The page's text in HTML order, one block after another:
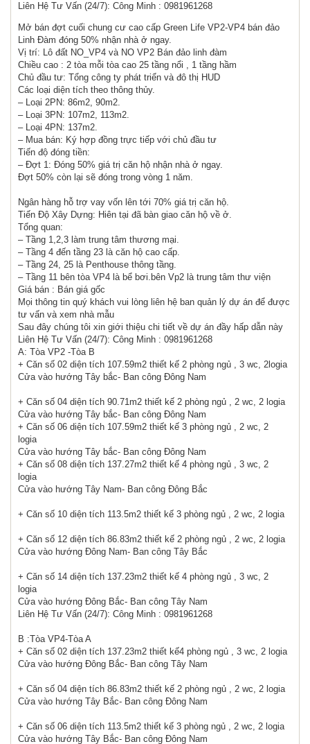
Liên Hệ Tư Vấn (24/7): Công Minh : 0981961268
Mở bán đợt cuối chung cư cao cấp Green Life VP2-VP4 bán đảo
Linh Đàm đóng 50% nhận nhà ở ngay.
Vị trí: Lô đất NO_VP4 và NO VP2 Bán đảo linh đàm
Chiều cao : 2 tòa mỗi tòa cao 25 tầng nổi , 1 tầng hầm
Chủ đầu tư: Tổng công ty phát triển và đô thị HUD
Các loại diện tích theo thông thủy.
– Loại 2PN: 86m2, 90m2.
– Loại 3PN: 107m2, 113m2.
– Loại 4PN: 137m2.
– Mua bán: Ký hợp đồng trực tiếp với chủ đầu tư
Tiến độ đóng tiền:
– Đợt 1: Đóng 50% giá trị căn hộ nhận nhà ở ngay.
Đợt 50% còn lại sẽ đóng trong vòng 1 năm.
Ngân hàng hỗ trợ vay vốn lên tới 70% giá trị căn hộ.
Tiến Độ Xây Dựng: Hiên tại đã bàn giao căn hộ về ở.
Tổng quan:
– Tầng 1,2,3 làm trung tâm thương mại.
– Tầng 4 đến tầng 23 là căn hộ cao cấp.
– Tầng 24, 25 là Penthouse thông tầng.
– Tầng 11 bên tòa VP4 là bể bơi.bên Vp2 là trung tâm thư viện
Giá bán : Bán giá gốc
Mọi thông tin quý khách vui lòng liên hệ ban quản lý dự án để được
tư vấn và xem nhà mẫu
Sau đây chúng tôi xin giới thiệu chi tiết về dự án đầy hấp dẫn này
Liên Hệ Tư Vấn (24/7): Công Minh : 0981961268
A: Tòa VP2 -Tòa B
+ Căn số 02 diện tích 107.59m2 thiết kế 2 phòng ngủ , 3 wc, 2logia
Cửa vào hướng Tây bắc- Ban công Đông Nam
+ Căn số 04 diện tích 90.71m2 thiết kế 2 phòng ngủ , 2 wc, 2 logia
Cửa vào hướng Tây bắc- Ban công Đông Nam
+ Căn số 06 diện tích 107.59m2 thiết kế 3 phòng ngủ , 2 wc, 2
logia
Cửa vào hướng Tây bắc- Ban công Đông Nam
+ Căn số 08 diện tích 137.27m2 thiết kế 4 phòng ngủ , 3 wc, 2
logia
Cửa vào hướng Tây Nam- Ban công Đông Bắc
+ Căn số 10 diện tích 113.5m2 thiết kế 3 phòng ngủ , 2 wc, 2 logia
+ Căn số 12 diện tích 86.83m2 thiết kế 2 phòng ngủ , 2 wc, 2 logia
Cửa vào hướng Đông Nam- Ban công Tây Bắc
+ Căn số 14 diện tích 137.23m2 thiết kế 4 phòng ngủ , 3 wc, 2
logia
Cửa vào hướng Đông Bắc- Ban công Tây Nam
Liên Hệ Tư Vấn (24/7): Công Minh : 0981961268
B :Tòa VP4-Tòa A
+ Căn số 02 diện tích 137.23m2 thiết kế4 phòng ngủ , 3 wc, 2 logia
Cửa vào hướng Đông Bắc- Ban công Tây Nam
+ Căn số 04 diện tích 86.83m2 thiết kế 2 phòng ngủ , 2 wc, 2 logia
Cửa vào hướng Tây Bắc- Ban công Đông Nam
+ Căn số 06 diện tích 113.5m2 thiết kế 3 phòng ngủ , 2 wc, 2 logia
Cửa vào hướng Tây Bắc- Ban công Đông Nam